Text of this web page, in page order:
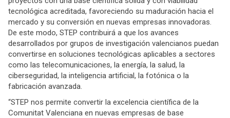
tecnológica acreditada, favoreciendo su maduración hacia el
mercado y su conversión en nuevas empresas innovadoras.
De este modo, STEP contribuirá a que los avances
desarrollados por grupos de investigación valencianos puedan
convertirse en soluciones tecnológicas aplicables a sectores
como las telecomunicaciones, la energía, la salud, la
ciberseguridad, la inteligencia artificial, la fotónica o la
fabricación avanzada.
“STEP nos permite convertir la excelencia científica de la
Comunitat Valenciana en nuevas empresas de base